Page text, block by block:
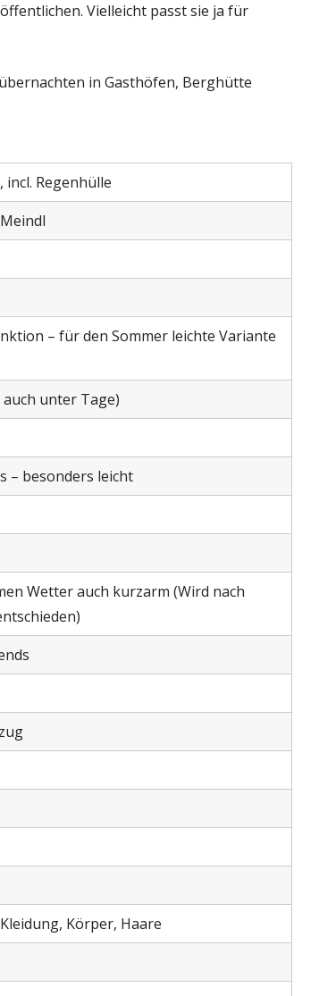
Vielleicht passt sie ja für
in Gasthöfen, Berghütte
incl. Regenhülle
– für den Sommer leichte Variante
unter Tage)
– besonders leicht
Wetter auch kurzarm (Wird nach
Körper, Haare